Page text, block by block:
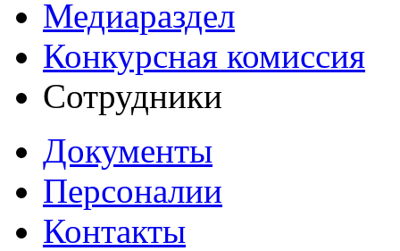
Медиараздел
Конкурсная комиссия
Сотрудники
Документы
Персоналии
Контакты